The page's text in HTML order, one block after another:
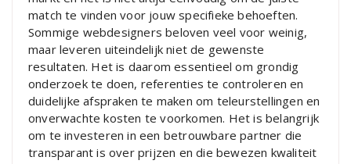
match te vinden voor jouw specifieke behoeften.
Sommige webdesigners beloven veel voor weinig,
maar leveren uiteindelijk niet de gewenste
resultaten. Het is daarom essentieel om grondig
onderzoek te doen, referenties te controleren en
duidelijke afspraken te maken om teleurstellingen en
onverwachte kosten te voorkomen. Het is belangrijk
om te investeren in een betrouwbare partner die
transparant is over prijzen en die bewezen kwaliteit